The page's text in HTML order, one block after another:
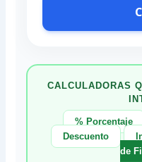
CALCULADORAS
% Porcentaje
Descuento
de